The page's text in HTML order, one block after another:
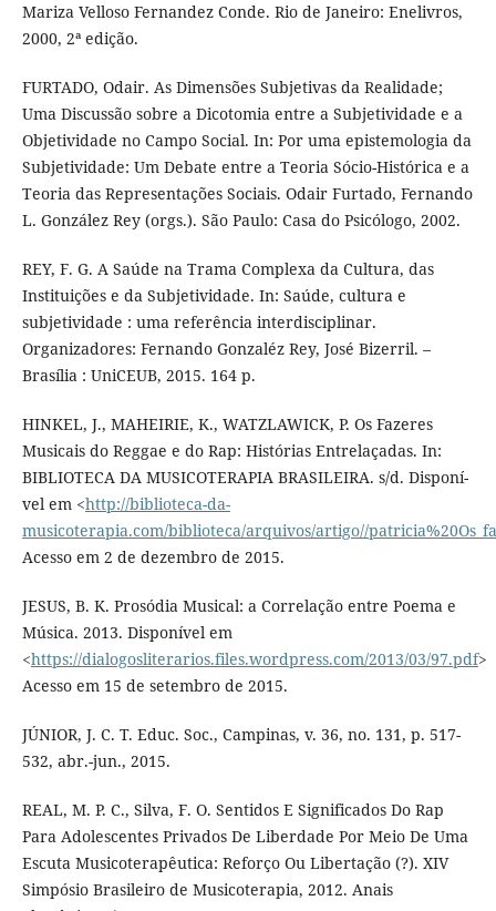
Mariza Velloso Fernandez Conde. Rio de Janeiro: Enelivros,
2000, 2ª edição.
FURTADO, Odair. As Dimensões Subjetivas da Realidade;
Uma Discussão sobre a Dicotomia entre a Subjetividade e a
Objetividade no Campo Social. In: Por uma epistemologia da
Subjetividade: Um Debate entre a Teoria Sócio-Histórica e a
Teoria das Representações Sociais. Odair Furtado, Fernando
L. González Rey (orgs.). São Paulo: Casa do Psicólogo, 2002.
REY, F. G. A Saúde na Trama Complexa da Cultura, das
Instituições e da Subjetividade. In: Saúde, cultura e
subjetividade : uma referência interdisciplinar.
Organizadores: Fernando Gonzaléz Rey, José Bizerril. –
Brasí­lia : UniCEUB, 2015. 164 p.
HINKEL, J., MAHEIRIE, K., WATZLAWICK, P. Os Fazeres
Musicais do Reggae e do Rap: Histórias Entrelaçadas. In:
BIBLIOTECA DA MUSICOTERAPIA BRASILEIRA. s/d. Disponí­
vel em <http://biblioteca-da-
musicoterapia.com/biblioteca/arquivos/artigo//
Acesso em 2 de dezembro de 2015.
JESUS, B. K. Prosódia Musical: a Correlação entre Poema e
Música. 2013. Disponí­vel em
<https://dialogosliterarios.files.wordpress.com/2013/03/97.pdf>
Acesso em 15 de setembro de 2015.
JÚNIOR, J. C. T. Educ. Soc., Campinas, v. 36, no. 131, p. 517-
532, abr.-jun., 2015.
REAL, M. P. C., Silva, F. O. Sentidos E Significados Do Rap
Para Adolescentes Privados De Liberdade Por Meio De Uma
Escuta Musicoterapêutica: Reforço Ou Libertação (?). XIV
Simpósio Brasileiro de Musicoterapia, 2012. Anais